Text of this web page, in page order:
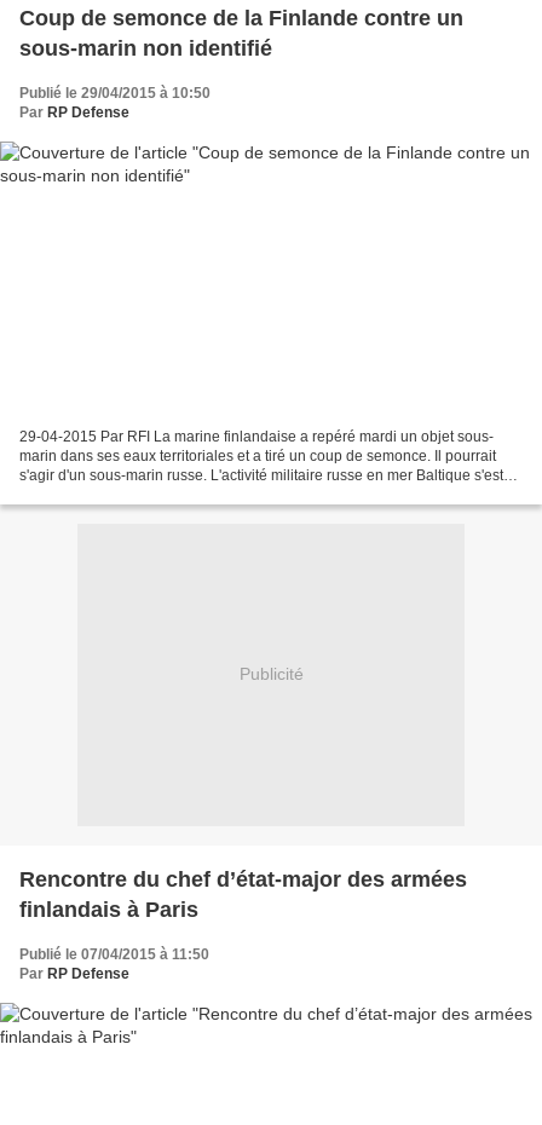
Coup de semonce de la Finlande contre un
sous-marin non identifié
Publié le 29/04/2015 à 10:50
Par RP Defense
29-04-2015 Par RFI La marine finlandaise a repéré mardi un objet sous-
marin dans ses eaux territoriales et a tiré un coup de semonce. Il pourrait
s'agir d'un sous-marin russe. L'activité militaire russe en mer Baltique s'est
Publicité
Rencontre du chef d’état-major des armées
finlandais à Paris
Publié le 07/04/2015 à 11:50
Par RP Defense